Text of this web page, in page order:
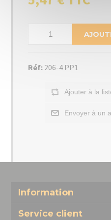
Réf: 206-4 PP1
Ajouter à la
Envoyer à un
Information
Service client